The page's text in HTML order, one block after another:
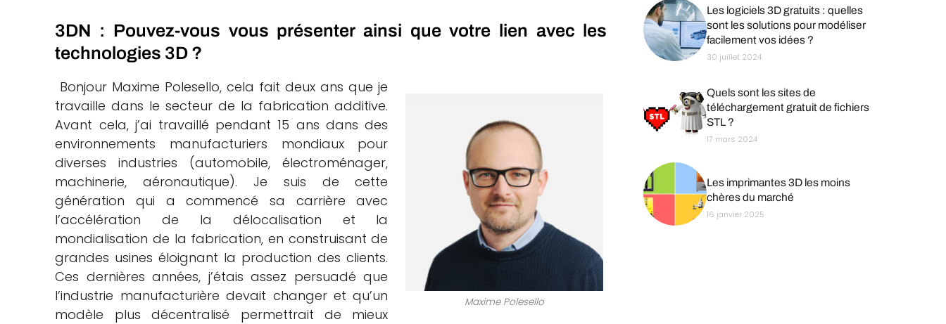
3DN : Pouvez-vous vous présenter ainsi que votre lien avec les
technologies 3D ?
Maxime Polesello
Bonjour Maxime Polesello, cela fait deux ans que je
travaille dans le secteur de la fabrication additive.
Avant cela, j’ai travaillé pendant 15 ans dans des
environnements manufacturiers mondiaux pour
diverses industries (automobile, électroménager,
machinerie, aéronautique). Je suis de cette
génération qui a commencé sa carrière avec
l’accélération de la délocalisation et la
mondialisation de la fabrication, en construisant de
grandes usines éloignant la production des clients.
Ces dernières années, j’étais assez persuadé que
l’industrie manufacturière devait changer et qu’un
modèle plus décentralisé permettrait de mieux
Les logiciels 3D gratuits : quelles
sont les solutions pour modéliser
facilement vos idées ?
30 juillet 2024
Quels sont les sites de
téléchargement gratuit de fichiers
STL ?
17 mars 2024
Les imprimantes 3D les moins
chères du marché
16 janvier 2025